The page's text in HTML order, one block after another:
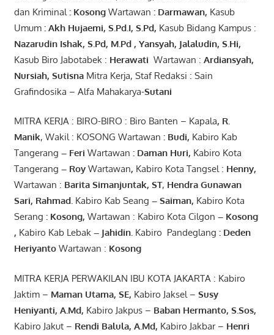
dan Kriminal: KosongWartawan : Darmawan, Kasub
Umum : Akh Hujaemi, S.Pd.I, S.Pd, Kasub Bidang Kampus :
Nazarudin Ishak, S.Pd, M.Pd, Yansyah, Jalaludin, S.Hi,
Kasub Biro Jabotabek : Herawati Wartawan : Ardiansyah,
Nursiah, SutisnaMitra Kerja, Staf Redaksi : Sain
Grafindosika – Alfa Mahakarya-Sutani
MITRA KERJA : BIRO-BIRO : Biro Banten – Kapala, R.
Manik, Wakil : KOSONG Wartawan : Budi, Kabiro Kab
Tangerang – Feri Wartawan : Daman Huri, Kabiro Kota
Tangerang – RoyWartawan, Kabiro Kota Tangsel : Henny,
Wartawan : Barita Simanjuntak, ST, Hendra Gunawan
Sari, Rahmad. Kabiro Kab Seang – Saiman, Kabiro Kota
Serang : Kosong, Wartawan : Kabiro Kota Cilgon – Kosong
, Kabiro Kab Lebak– Jahidin. Kabiro Pandeglang : Deden
Heriyanto Wartawan : Kosong
MITRA KERJA PERWAKILAN IBU KOTA JAKARTA : Kabiro
Jaktim – Maman Utama, SE, Kabiro Jaksel – Susy
Heniyanti, A.Md, Kabiro Jakpus – Baban Hermanto, S.Sos,
Kabiro Jakut – Rendi Balula, A.Md, Kabiro Jakbar – Henri